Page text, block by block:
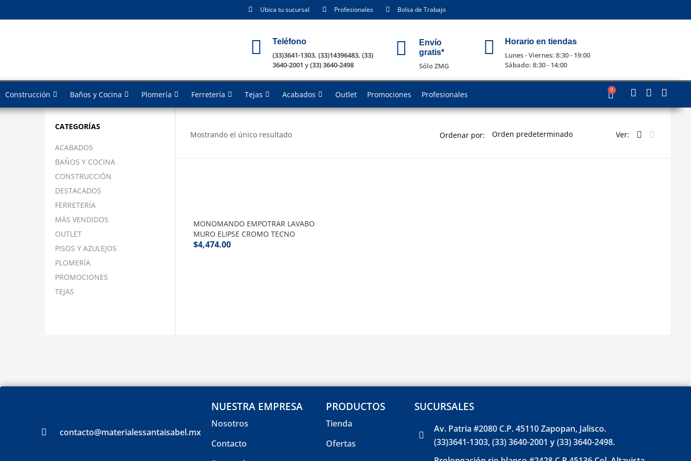
Ubica tu sucursal Profesionales Bolsa de Trabajo
Teléfono
(33)3641-1303, (33)14396483, (33)
3640-2001 y(33) 3640-2498
Envío
gratis*
Sólo ZMG
Horario en tiendas
Lunes - Viernes: 8:30 - 19:00
Sábado: 8:30 - 14:00
Construcción Baños y Cocina Plomería Ferretería Tejas Acabados Outlet Promociones Profesionales 0
CATEGORÍAS
ACABADOS
BAÑOS Y COCINA
CONSTRUCCIÓN
DESTACADOS
FERRETERÍA
MÁS VENDIDOS
OUTLET
PISOS Y AZULEJOS
PLOMERÍA
PROMOCIONES
TEJAS
Mostrando el único resultado Ordenar por: Ver:
MONOMANDO EMPOTRAR LAVABO
MURO ELIPSE CROMO TECNO
$4,474.00
contacto@materialessantaisabel.mx
NUESTRA EMPRESA
Nosotros
Contacto
PRODUCTOS
Tienda
Ofertas
SUCURSALES
Av. Patria #2080 C.P. 45110 Zapopan, Jalisco.
(33)3641-1303, (33) 3640-2001 y (33) 3640-2498.